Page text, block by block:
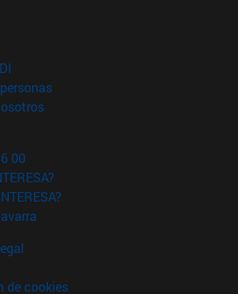
en nueva ventana)
(abre en nueva ventana)
(abre en nueva ventana)
00
de cookies